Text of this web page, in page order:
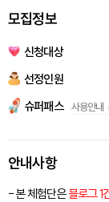
모집정보
신청대상
선정인원
슈퍼패스
사용안내
안내사항
- 본 체험단은블로그 1